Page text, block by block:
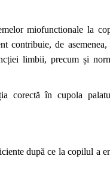
miofunctionale la
contribuie, de
limbii, precum și
corectă în cupola
după ce lacopilul a